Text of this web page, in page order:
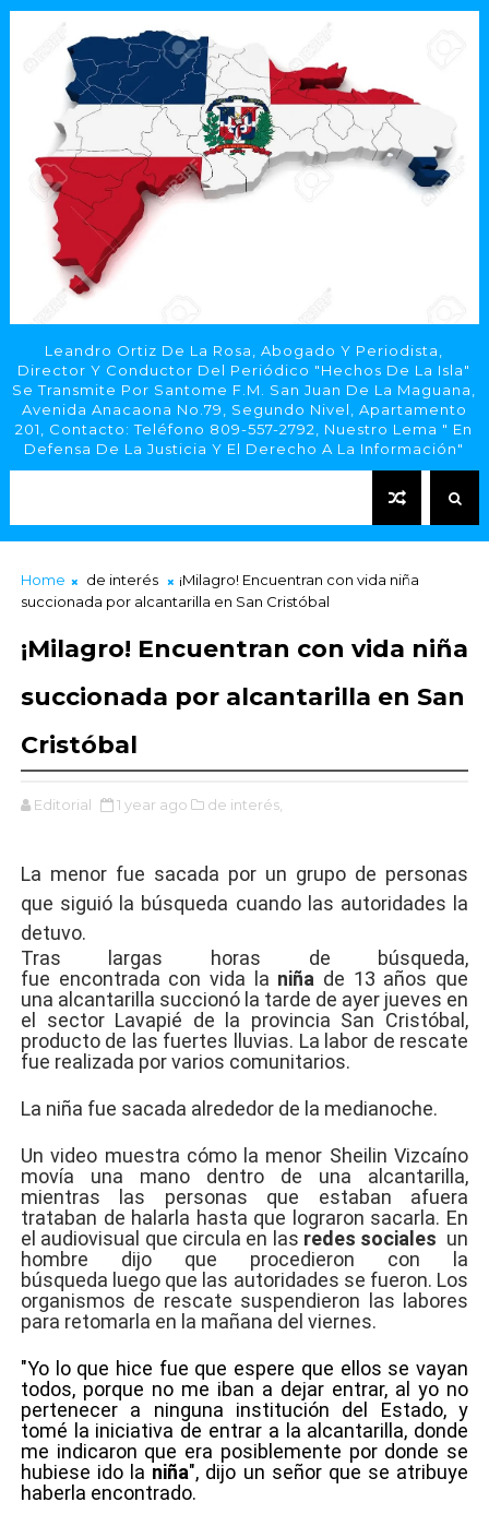
Leandro Ortiz De La Rosa, Abogado Y Periodista,
Director Y Conductor Del Periódico "Hechos De La Isla"
Se Transmite Por Santome F.M. San Juan De La Maguana,
Avenida Anacaona No.79, Segundo Nivel, Apartamento
201, Contacto: Teléfono 809-557-2792, Nuestro Lema " En
Defensa De La Justicia Y El Derecho A La Información"
Home de interés
¡Milagro! Encuentran con vida niña
succionada por alcantarilla en San Cristóbal
¡Milagro! Encuentran con vida niña
succionada por alcantarilla en San
Cristóbal
Editorial 1 year ago de interés,
La menor fue sacada por un grupo de personas
que siguió la búsqueda cuando las autoridades la
detuvo.
Tras largas horas de búsqueda,
fue encontrada con vida la niña de 13 años que
una alcantarilla succionó la tarde de ayer jueves en
el sector Lavapié de la provincia San Cristóbal,
producto de las fuertes lluvias. La labor de rescate
fue realizada por varios comunitarios.
La niña fue sacada alrededor de la medianoche.
Un video muestra cómo la menor Sheilin Vizcaíno
movía una mano dentro de una alcantarilla,
mientras las personas que estaban afuera
trataban de halarla hasta que lograron sacarla. En
el audiovisual que circula en las redes sociales un
hombre dijo que procedieron con la
búsqueda luego que las autoridades se fueron. Los
organismos de rescate suspendieron las labores
para retomarla en la mañana del viernes.
"Yo lo que hice fue que espere que ellos se vayan
todos, porque no me iban a dejar entrar, al yo no
pertenecer a ninguna institución del Estado, y
tomé la iniciativa de entrar a la alcantarilla, donde
me indicaron que era posiblemente por donde se
hubiese ido la niña", dijo un señor que se atribuye
haberla encontrado.